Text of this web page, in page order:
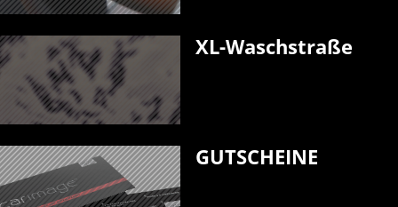
XL-Wasch­straße
GUTSCHEINE